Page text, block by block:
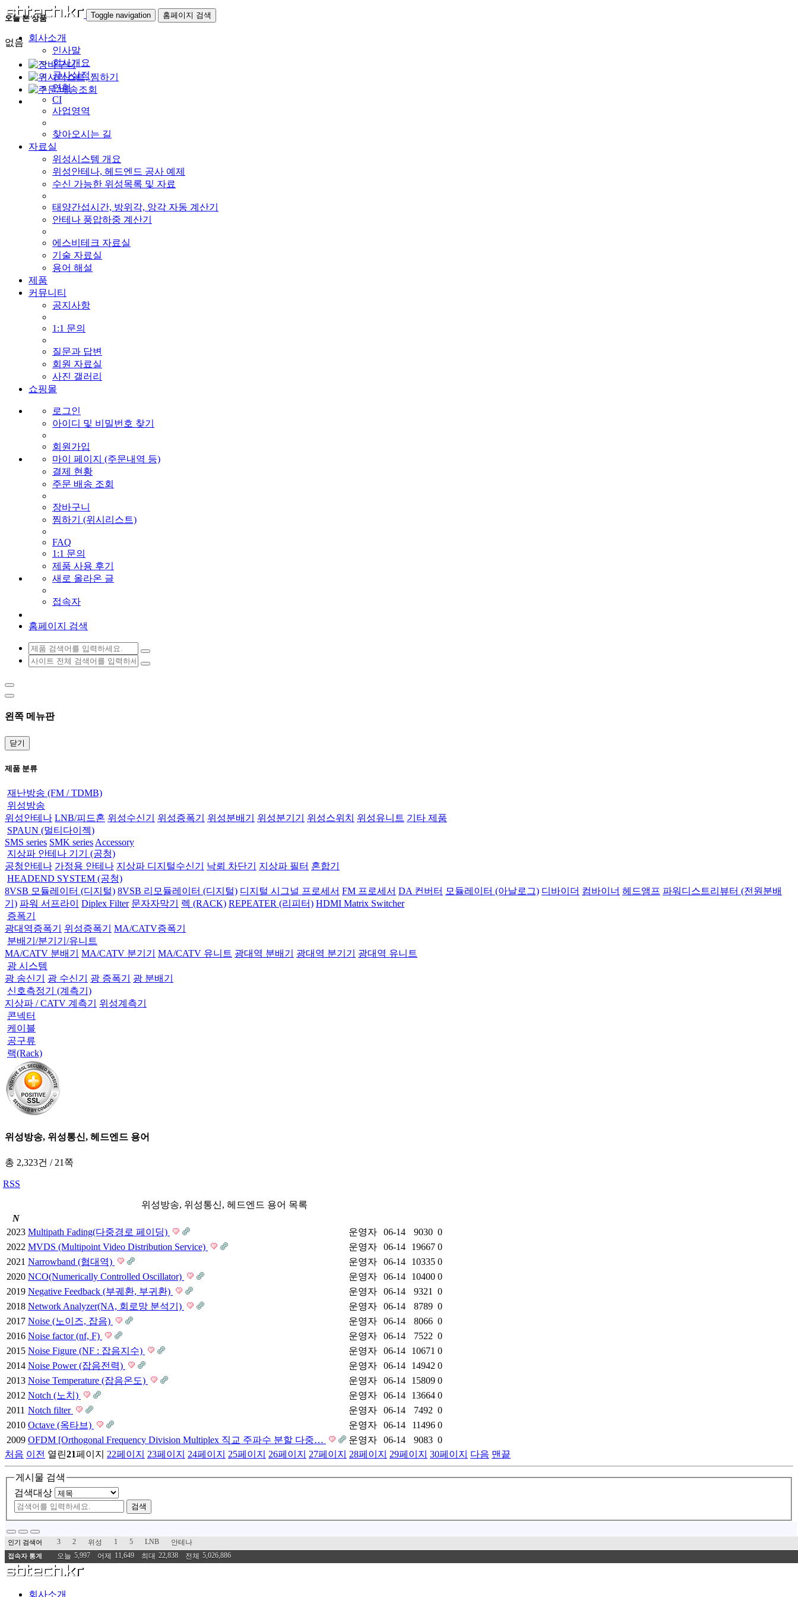
Toggle navigation 홈페이지 검색
회사소개
인사말
회사개요
공사실적
연혁
CI
사업영역
찾아오시는 길
자료실
위성시스템 개요
위성안테나, 헤드엔드 공사 예제
수신 가능한 위성목록 및 자료
태양간섭시간, 방위각, 앙각 자동 계산기
안테나 풍압하중 계산기
에스비테크 자료실
기술 자료실
용어 해설
제품
커뮤니티
공지사항
1:1 문의
질문과 답변
회원 자료실
사진 갤러리
쇼핑몰
로그인
아이디 및 비밀번호 찾기
회원가입
마이 페이지 (주문내역 등)
결제 현황
주문 배송 조회
장바구니
찜하기 (위시리스트)
FAQ
1:1 문의
제품 사용 후기
새로 올라온 글
접속자
홈페이지 검색
왼쪽 메뉴판
닫기
제품 분류
재난방송 (FM / TDMB)
위성방송
위성안테나 LNB/피드혼 위성수신기 위성증폭기 위성분배기 위성분기기 위성스위치 위성유니트 기타 제품
SPAUN (멀티다이젝)
SMS series SMK series Accessory
지상파 안테나 기기 (공청)
공청안테나 가정용 안테나 지상파 디지털수신기 낙뢰 차단기 지상파 필터 혼합기
HEADEND SYSTEM (공청)
8VSB 모듈레이터 (디지털) 8VSB 리모듈레이터 (디지털) 디지털 시그널 프로세서 FM 프로세서 DA 컨버터 모듈레이터 (아날로그) 디바이더 컴바이너 헤드앰프 파워디스트리뷰터 (전원분배
기) 파워 서프라이 Diplex Filter 문자자막기 렉 (RACK) REPEATER (리피터) HDMI Matrix Switcher
증폭기
광대역증폭기
위성증폭기
MA/CATV증폭기
분배기/분기기/유니트
MA/CATV 분배기
MA/CATV 분기기 MA/CATV 유니트 광대역 분배기 광대역 분기기
광대역 유니트
광 시스템
광 송신기
광 수신기 광 증폭기
광 분배기
신호측정기 (계측기)
지상파 / CATV 계측기
위성계측기
콘넥터
케이블
공구류
랙(Rack)
위성방송, 위성통신, 헤드엔드 용어
총 2,323건 /21쪽
RSS
위성방송, 위성통신, 헤드엔드 용어 목록
N
2023 Multipath Fading(다중경로 페이딩) 운영자 06-14 9030 0
2022 MVDS (Multipoint Video Distribution Service) 운영자 06-14 19667 0
2021 Narrowband (협대역) 운영자 06-14 10335 0
2020 NCO(Numerically Controlled Oscillator) 운영자 06-14 10400 0
2019 Negative Feedback (부궤환, 부귀환) 운영자 06-14 9321
0
2018 Network Analyzer(NA, 회로망 분석기) 운영자 06-14 8789 0
2017 Noise (노이즈, 잡음) 운영자 06-14 8066 0
2016 Noise factor (nf, F) 운영자 06-14 7522 0
2015 Noise Figure (NF : 잡음지수) 운영자 06-14 10671 0
2014 Noise Power (잡음전력) 운영자 06-14 14942 0
2013 Noise Temperature (잡음온도) 운영자 06-14 15809 0
2012 Notch (노치) 운영자 06-14 13664 0
2011 Notch filter 운영자 06-14 7492 0
2010 Octave (옥타브) 운영자 06-14 11496 0
2009 OFDM [Orthogonal Frequency Division Multiplex 직교 주파수 분할 다중… 운영자 06-14 9083 0
처음 이전 열린21페이지 22페이지 23페이지 24페이지 25페이지 26페이지 27페이지 28페이지 29페이지 30페이지 다음 맨끝
게시물 검색
검색대상
검색
오늘 본 상품
없음
인기 검색어 3 2 위성 1 5 LNB 안테나
접속자 통계 오늘 5,997 어제 11,649 최대 22,838 전체 5,026,886
회사소개